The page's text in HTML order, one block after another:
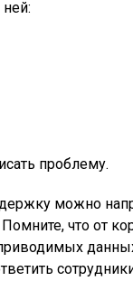
проблему.
можно
что от